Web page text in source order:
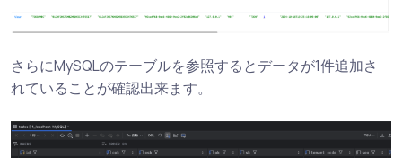
さらにMySQLのテーブルを参照するとデータが1件追加さ
れていることが確認出来ます。